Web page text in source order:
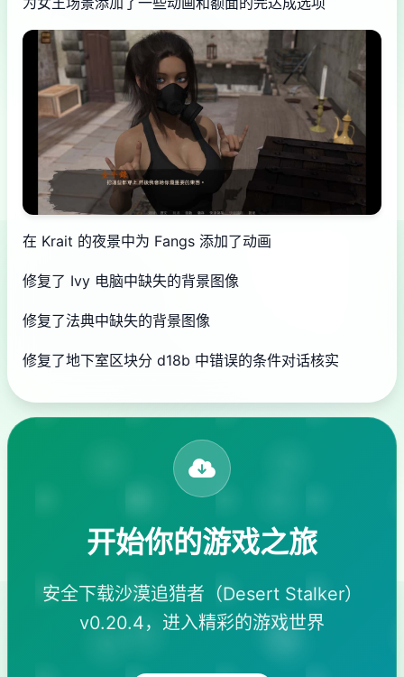
在 Krait 的夜景中为 Fangs 添加了动画
修复了 Ivy 电脑中缺失的背景图像
修复了法典中缺失的背景图像
修复了地下室区块分 d18b 中错误的条件对话核实
开始你的游戏之旅
安全下载沙漠追猎者（Desert Stalker）
v0.20.4，进入精彩的游戏世界